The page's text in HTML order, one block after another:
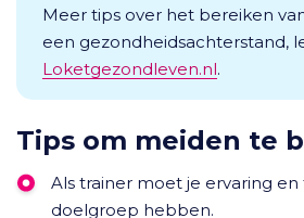
Meer tips over het bereiken
een gezondheidsachterstand,
Loketgezondleven.nl.
Tips om meiden te
Als trainer moet je ervaring
doelgroep hebben.